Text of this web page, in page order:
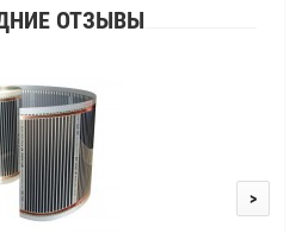
ОТЗЫВЫ
>